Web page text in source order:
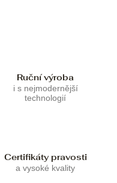
Ruční výroba
i s nejmodernější
technologií
Certifikáty pravosti
a vysoké kvality